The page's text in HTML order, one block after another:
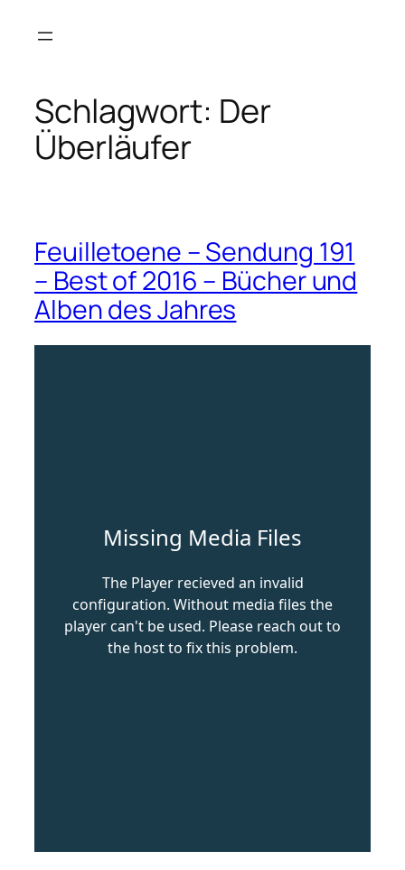
Inhalt
Schlagwort: Der
Überläufer
Feuilletoene – Sendung 191
– Best of 2016 – Bücher und
Alben des Jahres